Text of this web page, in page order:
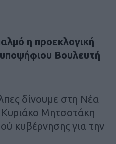
η προεκλογική
Βουλευτή
δίνουμε στη Νέα
Μητσοτάκη
κυβέρνησης για την